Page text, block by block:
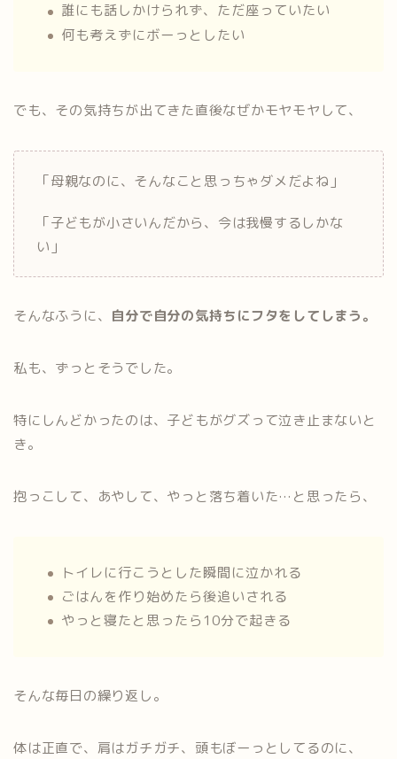
誰にも話しかけられず、ただ座っていたい
何も考えずにボーっとしたい
でも、その気持ちが出てきた直後なぜかモヤモヤして、
「母親なのに、そんなこと思っちゃダメだよね」
「子どもが小さいんだから、今は我慢するしかな
い」
そんなふうに、 自分で自分の気持ちにフタをしてしまう。
私も、ずっとそうでした。
特にしんどかったのは、子どもがグズって泣き止まないと
き。
抱っこして、あやして、やっと落ち着いた…と思ったら、
トイレに行こうとした瞬間に泣かれる
ごはんを作り始めたら後追いされる
やっと寝たと思ったら10分で起きる
そんな毎日の繰り返し。
体は正直で、肩はガチガチ、頭もぼーっとしてるのに、